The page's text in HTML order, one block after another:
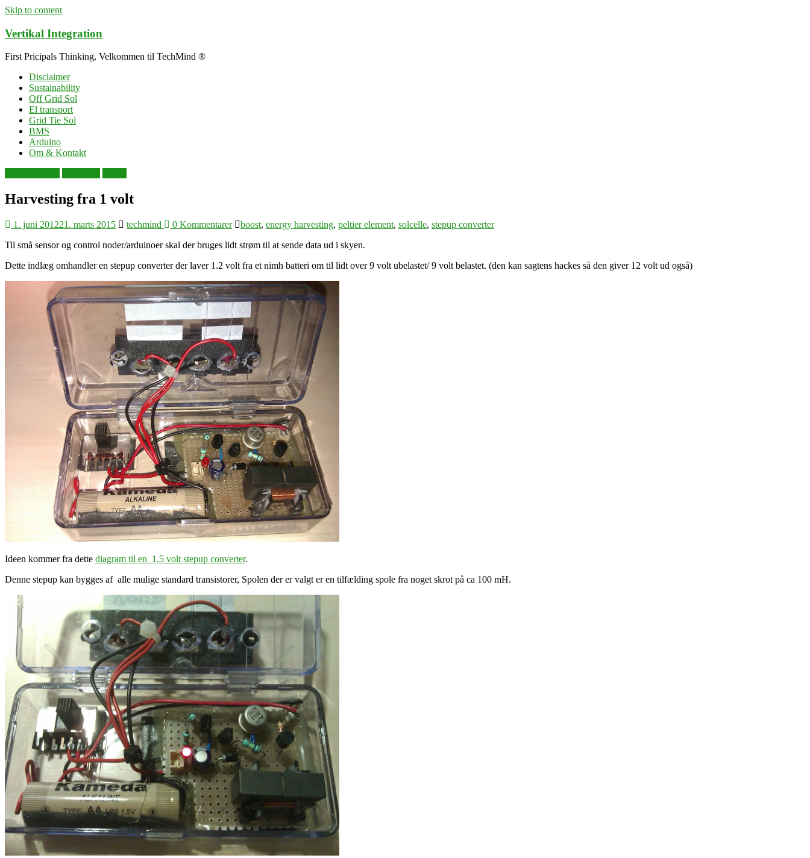
Skip to content
Vertikal Integration
First Pricipals Thinking, Velkommen til TechMind ®
Disclaimer
Sustainability
Off Grid Sol
El transport
Grid Tie Sol
BMS
Arduino
Om & Kontakt
Harvesting fra 1 volt
1. juni 201221. marts 2015 techmind 0 Kommentarer boost, energy harvesting, peltier element, solcelle, stepup converter
Til små sensor og control noder/arduinoer skal der bruges lidt strøm til at sende data ud i skyen.
Dette indlæg omhandler en stepup converter der laver 1.2 volt fra et nimh batteri om til lidt over 9 volt ubelastet/ 9 volt belastet. (den kan sagtens hackes så den giver 12 volt ud også)
Ideen kommer fra dette diagram til en 1,5 volt stepup converter.
Denne stepup kan bygges af alle mulige standard transistorer, Spolen der er valgt er en tilfælding spole fra noget skrot på ca 100 mH.